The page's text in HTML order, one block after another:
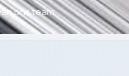
ons team.